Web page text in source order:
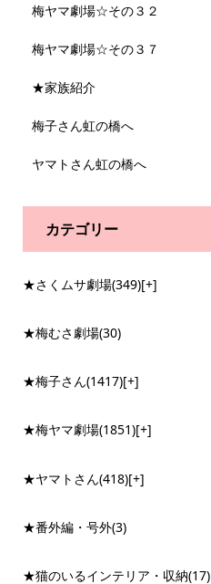
梅ヤマ劇場☆その３２
梅ヤマ劇場☆その３７
★家族紹介
梅子さん虹の橋へ
ヤマトさん虹の橋へ
カテゴリー
★さくムサ劇場(349)[+]
★梅むさ劇場(30)
★梅子さん(1417)[+]
★梅ヤマ劇場(1851)[+]
★ヤマトさん(418)[+]
★番外編・号外(3)
★猫のいるインテリア・収納(17)